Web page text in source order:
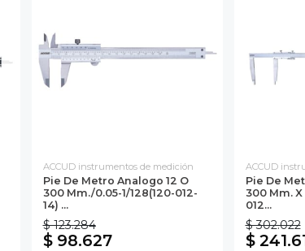
ACCUD instrumentos de medición
Pie De Metro Analogo 12 O
300 Mm./0.05-1/128(120-012-
14) ...
$ 123.284
$ 98.627
ACCUD
Pie De
300 Mm. X
012...
$ 302.022
$